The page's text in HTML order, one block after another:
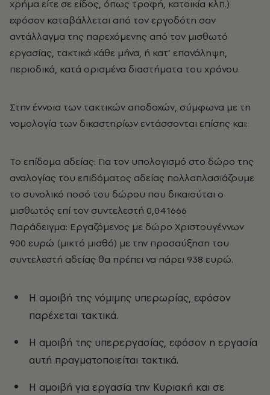
χρήμα είτε σε είδος, όπως τροφή, κατοικία κλπ.)
εφόσον καταβάλλεται από τον εργοδότη σαν
αντάλλαγμα της παρεχόμενης από τον μισθωτό
εργασίας, τακτικά κάθε μήνα, ή κατ’ επανάληψη,
περιοδικά, κατά ορισμένα διαστήματα του χρόνου.
Στην έννοια των τακτικών αποδοχών, σύμφωνα με τη
νομολογία των δικαστηρίων εντάσσονται επίσης και:
Το επίδομα αδείας: Για τον υπολογισμό στο δώρο της
αναλογίας του επιδόματος αδείας πολλαπλασιάζουμε
το συνολικό ποσό του δώρου που δικαιούται ο
μισθωτός επί τον συντελεστή 0,041666
Παράδειγμα: Εργαζόμενος με δώρο Χριστουγέννων
900 ευρώ (μικτό μισθό) με την προσαύξηση του
συντελεστή αδείας θα πρέπει να πάρει 938 ευρώ.
Η αμοιβή της νόμιμης υπερωρίας, εφόσον
παρέχεται τακτικά.
Η αμοιβή της υπερεργασίας, εφόσον η εργασία
αυτή πραγματοποιείται τακτικά.
Η αμοιβή για εργασία την Κυριακή και σε